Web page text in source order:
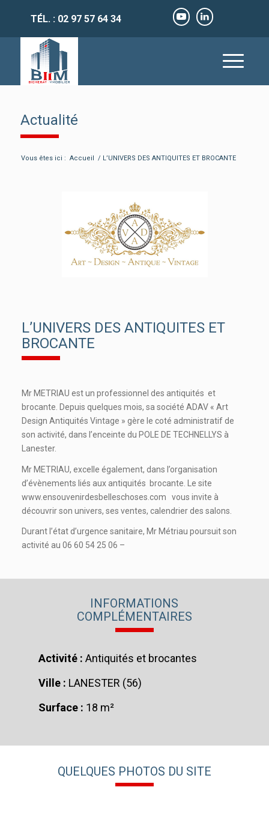
TÉL. : 02 97 57 64 34
Actualité
Vous êtes ici : Accueil / L’UNIVERS DES ANTIQUITES ET BROCANTE
L’UNIVERS DES ANTIQUITES ET
BROCANTE
Mr METRIAU est un professionnel des antiquités et
brocante. Depuis quelques mois, sa société ADAV « Art
Design Antiquités Vintage » gère le coté administratif de
son activité, dans l’enceinte du POLE DE TECHNELLYS à
Lanester.
Mr METRIAU, excelle également, dans l’organisation
d’évènements liés aux antiquités brocante. Le site
www.ensouvenirdesbelleschoses.com vous invite à
découvrir son univers, ses ventes, calendrier des salons.
Durant l’état d’urgence sanitaire, Mr Métriau poursuit son
activité au 06 60 54 25 06 –
INFORMATIONS
COMPLÉMENTAIRES
Activité :Antiquités et brocantes
Ville : LANESTER (56)
Surface : 18 m²
QUELQUES PHOTOS DU SITE